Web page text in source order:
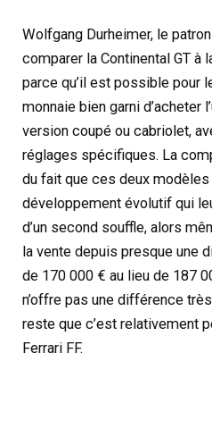
Wolfgang Durheimer, le
comparer la Continental GT à
parce qu’il est possible pour
monnaie bien garni d’acheter
version coupé ou cabriolet,
réglages spécifiques. La
du fait que ces deux modèles
développement évolutif qui
d’un second souffle, alors
la vente depuis presque une
de 170 000 € au lieu de 187
n’offre pas une différence
reste que c’est relativement
Ferrari FF.